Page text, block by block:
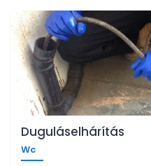
Duguláselhárítás
Wc